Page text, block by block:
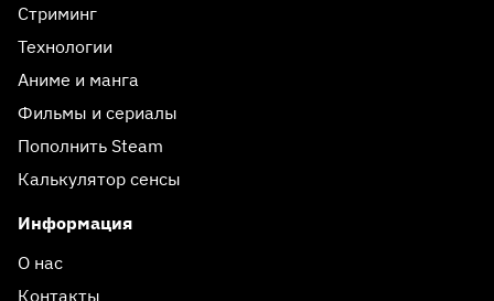
Стриминг
Технологии
Аниме и манга
Фильмы и сериалы
Пополнить Steam
Калькулятор сенсы
Информация
О нас
Контакты